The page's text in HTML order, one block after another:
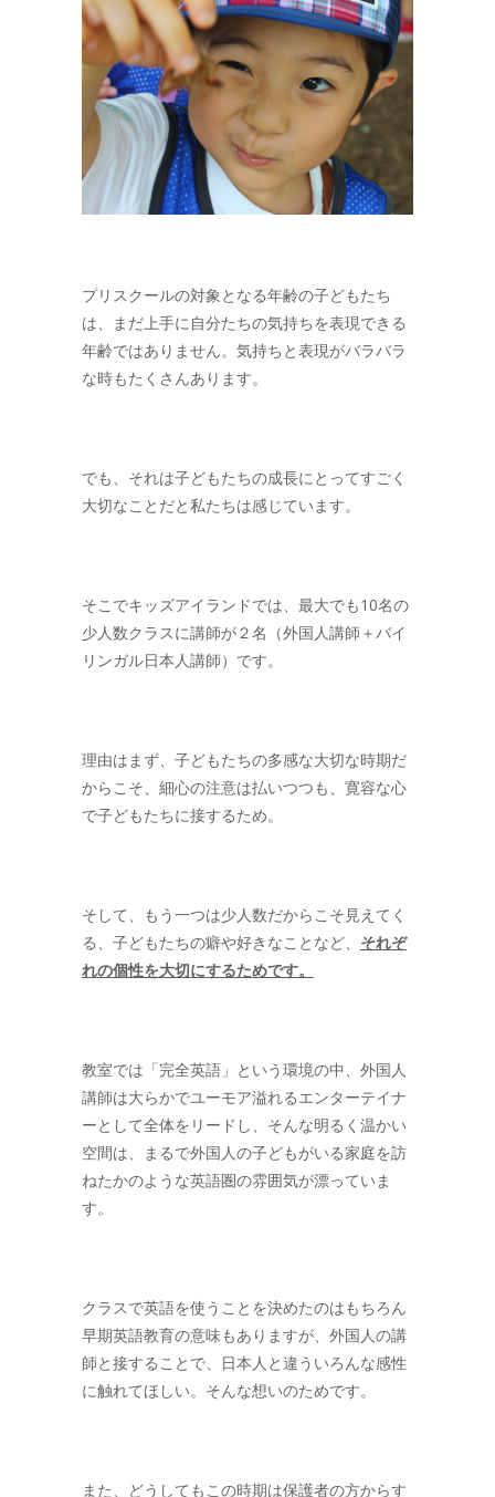
プリスクールの対象となる年齢の子どもたち
は、まだ上手に自分たちの気持ちを表現できる
年齢ではありません。気持ちと表現がバラバラ
な時もたくさんあります。
でも、それは子どもたちの成長にとってすごく
大切なことだと私たちは感じています。
そこでキッズアイランドでは、最大でも10名の
少人数クラスに講師が２名（外国人講師＋バイ
リンガル日本人講師）です。
理由はまず、子どもたちの多感な大切な時期だ
からこそ、細心の注意は払いつつも、寛容な心
で子どもたちに接するため。
そして、もう一つは少人数だからこそ見えてく
る、子どもたちの癖や好きなことなど、 それぞ
れの個性を大切にするためです。
教室では「完全英語」という環境の中、外国人
講師は大らかでユーモア溢れるエンターテイナ
ーとして全体をリードし、そんな明るく温かい
空間は、まるで外国人の子どもがいる家庭を訪
ねたかのような英語圏の雰囲気が漂っていま
す。
クラスで英語を使うことを決めたのはもちろん
早期英語教育の意味もありますが、外国人の講
師と接することで、日本人と違ういろんな感性
に触れてほしい。そんな想いのためです。
また、どうしてもこの時期は保護者の方からす